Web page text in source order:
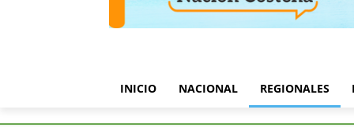
INICIO NACIONAL REGIONALES